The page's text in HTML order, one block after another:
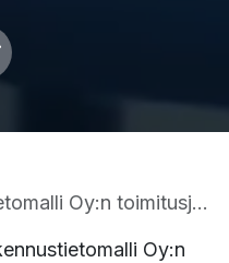
rakennetun ympäristön digitalisaatiota
Oy:n